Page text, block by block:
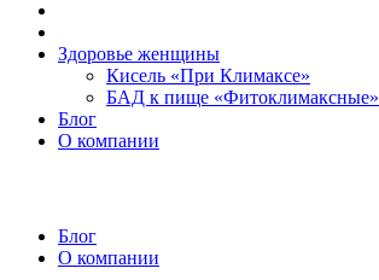
Здоровье женщины
Кисель «При Климаксе»
БАД к пище «Фитоклимаксные»
Блог
О компании
Блог
О компании